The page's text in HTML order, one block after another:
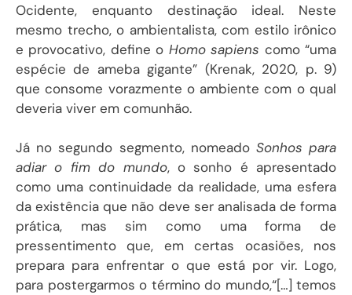
Ocidente, enquanto destinação ideal. Neste
mesmo trecho, o ambientalista, com estilo irônico
e provocativo, define o Homo sapiens como “uma
espécie de ameba gigante” (Krenak, 2020, p. 9)
que consome vorazmente o ambiente com o qual
deveria viver em comunhão.
Já no segundo segmento, nomeado Sonhos para
adiar o fim do mundo, o sonho é apresentado
como uma continuidade da realidade, uma esfera
da existência que não deve ser analisada de forma
prática, mas sim como uma forma de
pressentimento que, em certas ocasiões, nos
prepara para enfrentar o que está por vir. Logo,
para postergarmos o término do mundo,“[…] temos